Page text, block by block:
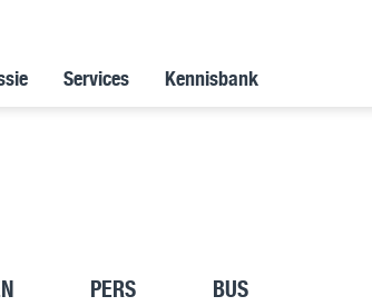
Services Kennisbank
PERS BUS